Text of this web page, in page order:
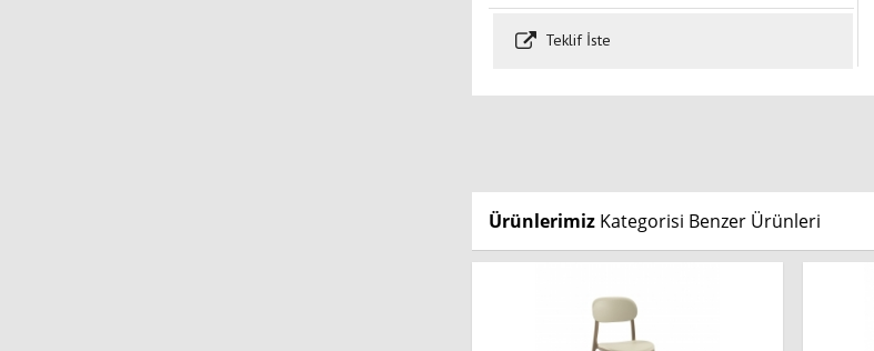
Teklif İste
Ürünlerimiz Kategorisi Benzer Ürünleri